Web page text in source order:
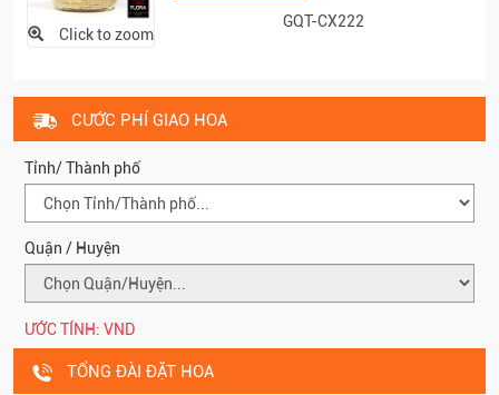
Click to zoom
GQT-CX222
CƯỚC PHÍ GIAO HOA
Tỉnh/ Thành phố
Quận / Huyện
ƯỚC TÍNH: VND
TỔNG ĐÀI ĐẶT HOA